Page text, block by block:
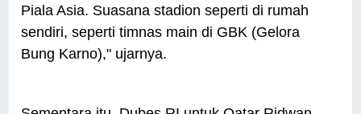
Piala Asia. Suasana stadion seperti di rumah
sendiri, seperti timnas main di GBK (Gelora
Bung Karno)," ujarnya.